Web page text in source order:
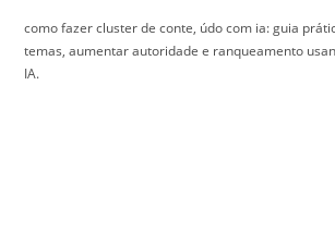
como fazer cluster de conte, údo com ia: guia
temas, aumentar autoridade e ranqueamento
IA.